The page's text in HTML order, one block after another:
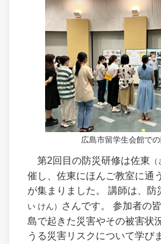
広島市留学生会館で
第2回目の防災研修は佐東
催し、佐東にほんご教室に通
が集まりました。 講師は、防
い けん）
さんです。 参加者の
島で起きた災害やその被害状
うる災害リスクについて学び